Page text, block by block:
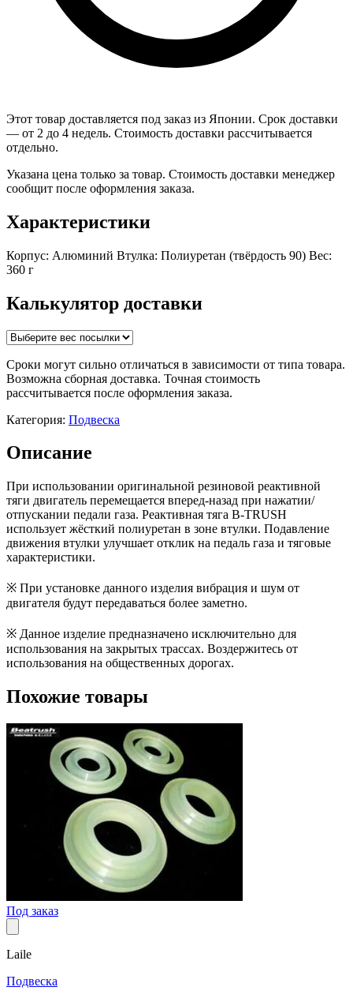
Этот товар доставляется под заказ из Японии. Срок доставки
— от 2 до 4 недель. Стоимость доставки рассчитывается
отдельно.
Указана цена только за товар. Стоимость доставки менеджер
сообщит после оформления заказа.
Характеристики
Корпус: Алюминий Втулка: Полиуретан (твёрдость 90) Вес:
360 г
Калькулятор доставки
Сроки могут сильно отличаться в зависимости от типа товара.
Возможна сборная доставка. Точная стоимость
рассчитывается после оформления заказа.
Категория: Подвеска
Описание
При использовании оригинальной резиновой реактивной
тяги двигатель перемещается вперед-назад при нажатии/
отпускании педали газа. Реактивная тяга B-TRUSH
использует жёсткий полиуретан в зоне втулки. Подавление
движения втулки улучшает отклик на педаль газа и тяговые
характеристики.
※ При установке данного изделия вибрация и шум от
двигателя будут передаваться более заметно.
※ Данное изделие предназначено исключительно для
использования на закрытых трассах. Воздержитесь от
использования на общественных дорогах.
Похожие товары
Под заказ
Laile
Подвеска